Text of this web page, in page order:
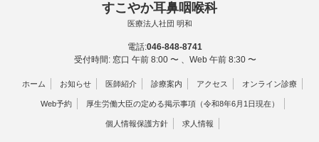
すこやか耳鼻咽喉科
医療法人社団 明和
電話:046-848-8741
受付時間: 窓口 午前 8:00 〜 、Web 午前 8:30 〜
ホーム お知らせ 医師紹介 診療案内 アクセス オンライン診療
Web予約 厚生労働大臣の定める掲示事項（令和8年6月1日現在）
個人情報保護方針 求人情報